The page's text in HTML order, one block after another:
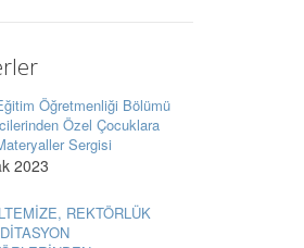
Öğretmenliği Bölümü
Özel Çocuklara
Sergisi
2023
REKTÖRLÜK